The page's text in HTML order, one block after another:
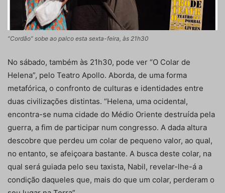
“Cordão” sobe ao palco esta sexta-feira, às 21h30
No sábado, também às 21h30, pode ver “O Colar de
Helena”, pelo Teatro Apollo. Aborda, de uma forma
metafórica, o confronto de culturas e identidades entre
duas civilizações distintas. “Helena, uma ocidental,
encontra-se numa cidade do Médio Oriente destruída pela
guerra, a fim de participar num congresso. A dada altura
descobre que perdeu um colar de pequeno valor, ao qual,
no entanto, se afeiçoara bastante. A busca deste colar, na
qual será guiada pelo seu taxista, Nabil, revelar-lhe-á a
condição daqueles que, mais do que um colar, perderam o